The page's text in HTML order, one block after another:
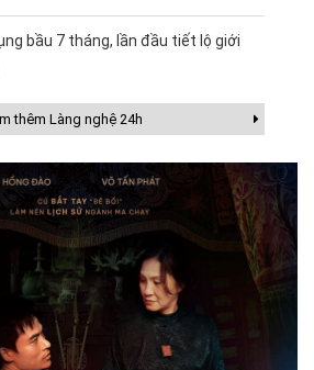
bầu 7 tháng, lần đầu tiết lộ giới
thêm Làng nghệ 24h